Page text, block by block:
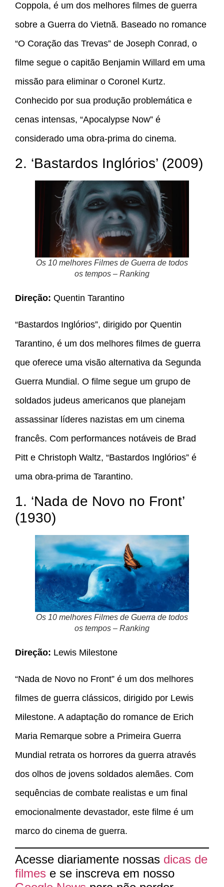
Coppola, é um dos melhores filmes de guerra
sobre a Guerra do Vietnã. Baseado no romance
“O Coração das Trevas” de Joseph Conrad, o
filme segue o capitão Benjamin Willard em uma
missão para eliminar o Coronel Kurtz.
Conhecido por sua produção problemática e
cenas intensas, “Apocalypse Now” é
considerado uma obra-prima do cinema.
2. ‘Bastardos Inglórios’ (2009)
Os 10 melhores Filmes de Guerra de todos
os tempos – Ranking
Direção: Quentin Tarantino
“Bastardos Inglórios”, dirigido por Quentin
Tarantino, é um dos melhores filmes de guerra
que oferece uma visão alternativa da Segunda
Guerra Mundial. O filme segue um grupo de
soldados judeus americanos que planejam
assassinar líderes nazistas em um cinema
francês. Com performances notáveis de Brad
Pitt e Christoph Waltz, “Bastardos Inglórios” é
uma obra-prima de Tarantino.
1. ‘Nada de Novo no Front’
(1930)
Os 10 melhores Filmes de Guerra de todos
os tempos – Ranking
Direção: Lewis Milestone
“Nada de Novo no Front” é um dos melhores
filmes de guerra clássicos, dirigido por Lewis
Milestone. A adaptação do romance de Erich
Maria Remarque sobre a Primeira Guerra
Mundial retrata os horrores da guerra através
dos olhos de jovens soldados alemães. Com
sequências de combate realistas e um final
emocionalmente devastador, este filme é um
marco do cinema de guerra.
Acesse diariamente nossas dicas de
filmes e se inscreva em nosso